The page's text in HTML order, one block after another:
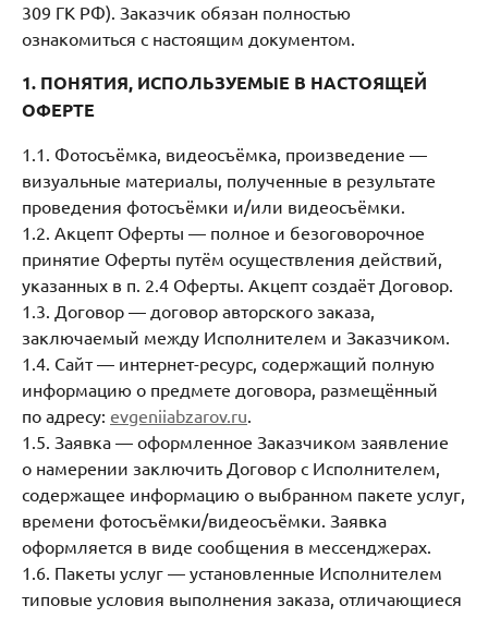
309 ГК РФ). Заказчик обязан полностью
ознакомиться с настоящим документом.
1. ПОНЯТИЯ, ИСПОЛЬЗУЕМЫЕ В НАСТОЯЩЕЙ
ОФЕРТЕ
1.1. Фотосъёмка, видеосъёмка, произведение —
визуальные материалы, полученные в результате
проведения фотосъёмки и/или видеосъёмки.
1.2. Акцепт Оферты — полное и безоговорочное
принятие Оферты путём осуществления действий,
указанных в п. 2.4 Оферты. Акцепт создаёт Договор.
1.3. Договор — договор авторского заказа,
заключаемый между Исполнителем и Заказчиком.
1.4. Сайт — интернет-ресурс, содержащий полную
информацию о предмете договора, размещённый
по адресу: evgeniiabzarov.ru.
1.5. Заявка — оформленное Заказчиком заявление
о намерении заключить Договор с Исполнителем,
содержащее информацию о выбранном пакете услуг,
времени фотосъёмки/видеосъёмки. Заявка
оформляется в виде сообщения в мессенджерах.
1.6. Пакеты услуг — установленные Исполнителем
типовые условия выполнения заказа, отличающиеся